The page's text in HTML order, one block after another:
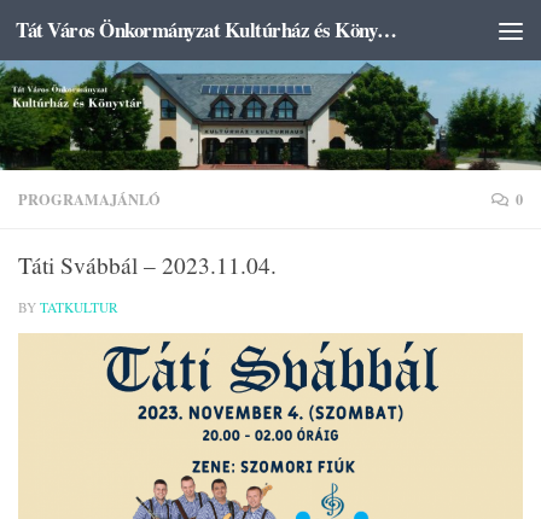
Skip to content Tát Város Önkormányzat Kultúrház és Könyvtár
PROGRAMAJÁNLÓ 0
Táti Svábbál – 2023.11.04.
BY TATKULTUR